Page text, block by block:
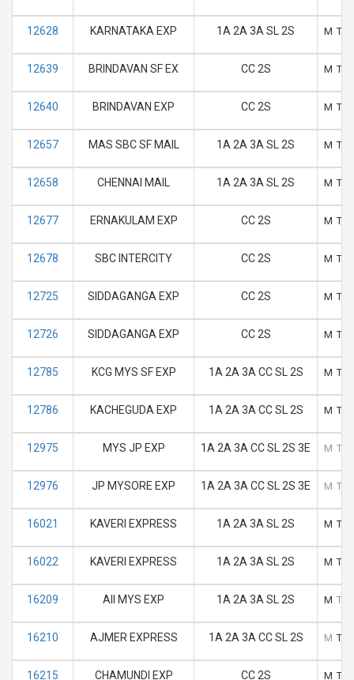
12628 KARNATAKA EXP 1A 2A 3A SL 2S M T
12639 BRINDAVAN SF EX CC 2S M T
12640 BRINDAVAN EXP CC 2S M T
12657 MAS SBC SF MAIL 1A 2A 3A SL 2S M T
12658 CHENNAI MAIL 1A 2A 3A SL 2S M T
12677 ERNAKULAM EXP CC 2S M T
12678 SBC INTERCITY CC 2S M T
12725 SIDDAGANGA EXP CC 2S M T
12726 SIDDAGANGA EXP CC 2S M T
12785 KCG MYS SF EXP 1A 2A 3A CC SL 2S M T
12786 KACHEGUDA EXP 1A 2A 3A CC SL 2S M T
12975 MYS JP EXP 1A 2A 3A CC SL 2S 3E M T
12976 JP MYSORE EXP 1A 2A 3A CC SL 2S 3E M T
16021 KAVERI EXPRESS 1A 2A 3A SL 2S M T
16022 KAVERI EXPRESS 1A 2A 3A SL 2S M T
16209 AII MYS EXP 1A 2A 3A SL 2S M T
16210 AJMER EXPRESS 1A 2A 3A CC SL 2S M T
16215 CHAMUNDI EXP CC 2S M T